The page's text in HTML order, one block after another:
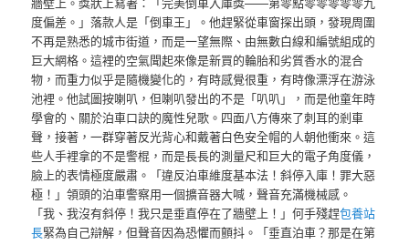
度偏差。」落款人是「倒車王」。他趕緊從車窗探出頭，發現周圍
不再是熟悉的城市街道，而是一望無際、由無數白線和編號組成的
巨大網格。這裡的空氣聞起來像是新買的輪胎和劣質香水的混合
物，而重力似乎是隨機變化的，有時感覺很重，有時像漂浮在游泳
池裡。他試圖按喇叭，但喇叭發出的不是「叭叭」，而是他童年時
學會的、關於泊車口訣的魔性兒歌。四面八方傳來了刺耳的剎車
聲，接著，一群穿著反光背心和戴著白色安全帽的人朝他衝來。這
些人手裡拿的不是警棍，而是長長的測量尺和巨大的電子角度儀，
臉上的表情極度嚴肅。「違反泊車維度基本法！斜停入庫！罪大惡
極！」領頭的泊車警察用一個擴音器大喊，聲音充滿機械感。
「我、我沒有斜停！我只是垂直停在了牆壁上！」何手殘趕包養站
長緊為自己辯解，但聲音因為恐懼而顫抖。「垂直泊車？那是在第